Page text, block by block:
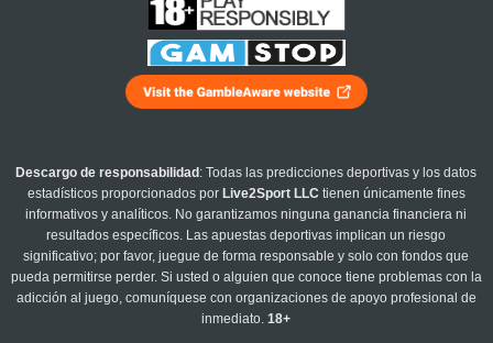
Descargo de responsabilidad : Todas las predicciones deportivas y los datos
estadísticos proporcionados por Live2Sport LLC tienen únicamente fines
informativos y analíticos. No garantizamos ninguna ganancia financiera ni
resultados específicos. Las apuestas deportivas implican un riesgo
significativo; por favor, juegue de forma responsable y solo con fondos que
pueda permitirse perder. Si usted o alguien que conoce tiene problemas con la
adicción al juego, comuníquese con organizaciones de apoyo profesional de
inmediato.18+